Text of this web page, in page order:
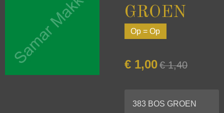
GROEN
Op = Op
€ 1,00€ 1,40
383 BOS GROEN